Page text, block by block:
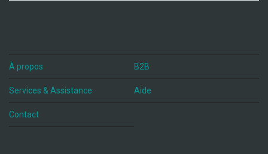
À propos B2B
Services & Assistance Aide
Contact